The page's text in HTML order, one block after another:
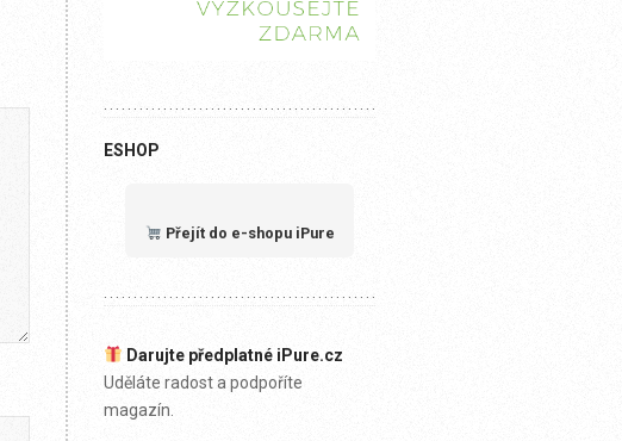
ESHOP
Přejít do e-shopu iPure
Darujte předplatné iPure.cz
Uděláte radost a podpoříte
magazín.